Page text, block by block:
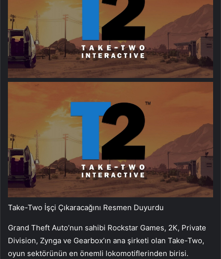
Take-Two İşçi Çıkaracağını Resmen Duyurdu
Grand Theft Auto’nun sahibi Rockstar Games, 2K, Private
Division, Zynga ve Gearbox’ın ana şirketi olan Take-Two,
oyun sektörünün en önemli lokomotiflerinden birisi.